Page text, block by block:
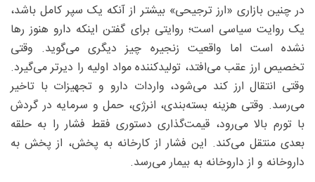
در چنین بازاری «ارز ترجیحی» بیشتر از آنکه یک سپر کامل باشد،
یک روایت سیاسی است؛ روایتی برای گفتن اینکه دارو هنوز رها
نشده است اما واقعیت زنجیره چیز دیگری می‌گوید. وقتی
تخصیص ارز عقب می‌افتد، تولیدکننده مواد اولیه را دیرتر می‌گیرد.
وقتی انتقال ارز کند می‌شود، واردات دارو و تجهیزات با تاخیر
می‌رسد. وقتی هزینه بسته‌بندی، انرژی، حمل و سرمایه در گردش
با تورم بالا می‌رود، قیمت‌گذاری دستوری فقط فشار را به حلقه
بعدی منتقل می‌کند. این فشار از کارخانه به پخش، از پخش به
داروخانه و از داروخانه به بیمار می‌رسد.